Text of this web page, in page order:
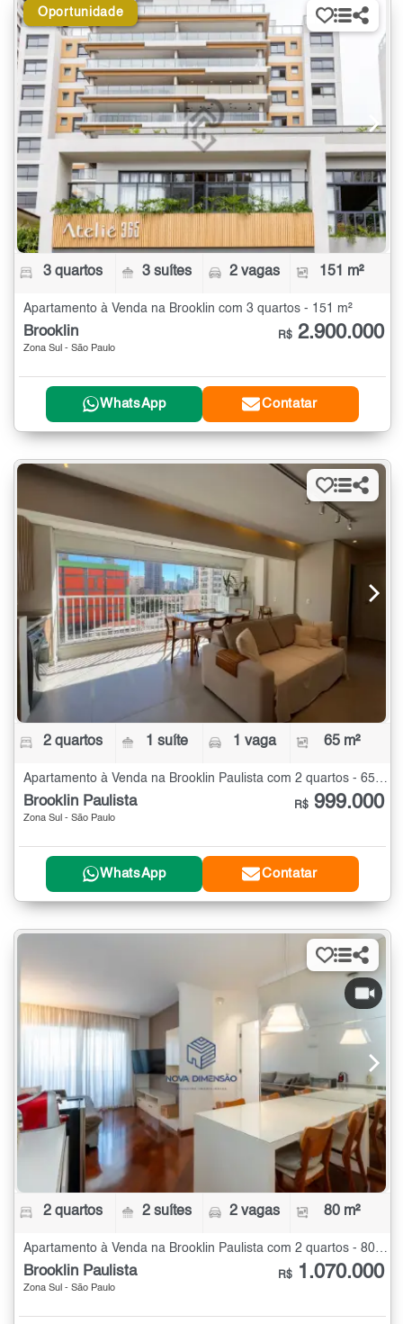
Oportunidade
3 quartos 3 suítes 2 vagas 151 m²
Apartamento à Venda na Brooklin com 3 quartos - 151 m²
Brooklin
Zona Sul - São Paulo
R$ 2.900.000
WhatsApp Contatar
2 quartos 1 suíte 1 vaga 65 m²
Brooklin Paulista
Zona Sul - São Paulo
R$ 999.000
WhatsApp Contatar
2 quartos 2 suítes 2 vagas 80 m²
Apartamento à Venda na Brooklin Paulista com 2 quartos - 80 m²
Brooklin Paulista
Zona Sul - São Paulo
R$ 1.070.000